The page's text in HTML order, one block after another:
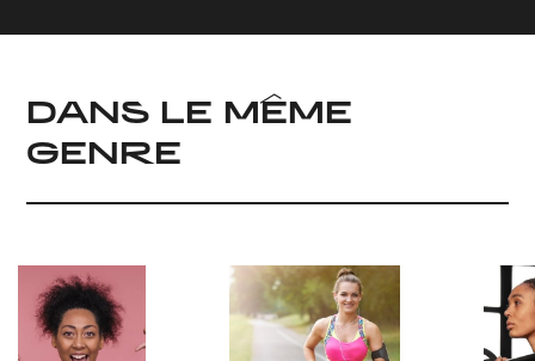
DANS LE MÊME
GENRE